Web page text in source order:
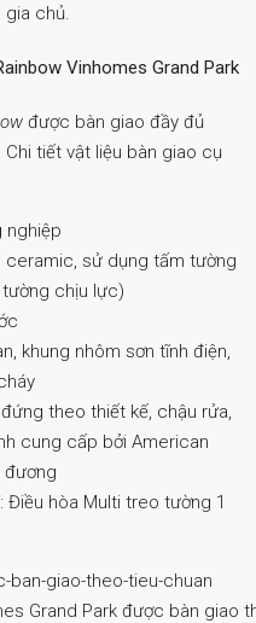
gia chủ.
Vinhomes Grand Park
được bàn giao đầy đủ
tiết vật liệu bàn giao cụ
nghiệp
ceramic, sử dụng tấm tường
chịu lực)
khung nhôm sơn tĩnh điện,
theo thiết kế, chậu rửa,
cung cấp bởi American
đương
Điều hòa Multi treo tường 1
Grand Park được bàn giao